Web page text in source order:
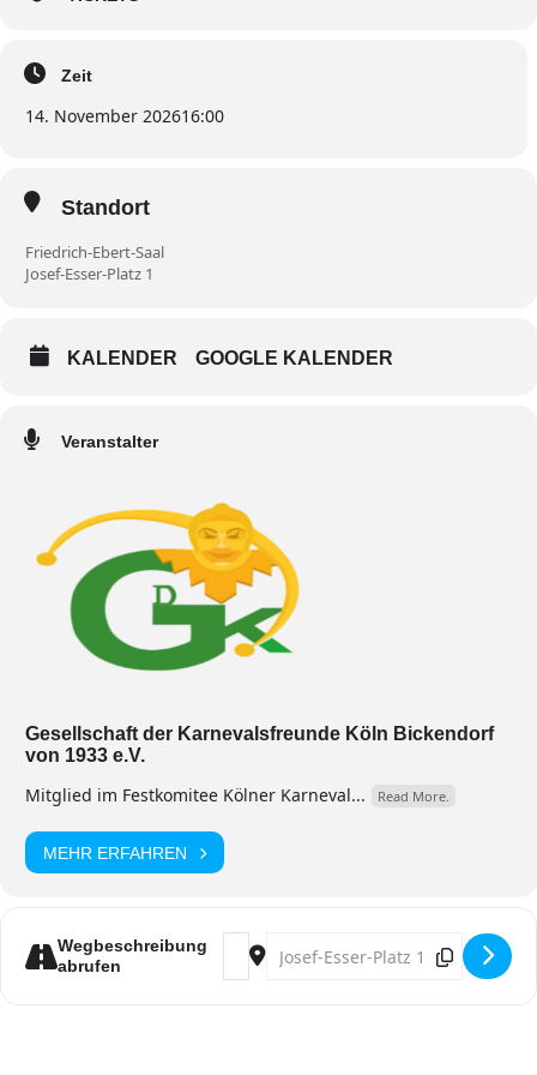
Zeit
14. November 202616:00
Standort
Friedrich-Ebert-Saal
Josef-Esser-Platz 1
KALENDER GOOGLE KALENDER
Veranstalter
Gesellschaft der Karnevalsfreunde Köln Bickendorf
von 1933 e.V.
Mitglied im Festkomitee Kölner Karneval... Read More.
MEHR ERFAHREN
Wegbeschreibung
abrufen
Address - Herrendämmerschoppen
Destination Address -